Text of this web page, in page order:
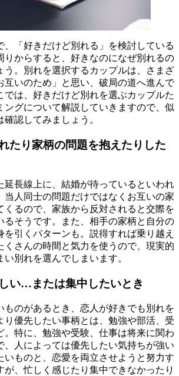
、「好きだけど別れる」を検討している
りからすると、好きなのになぜ別れるの
う。別れを選択するカップルは、さまざ
互いのため」と思い、破局の道へ進んで
では、好きだけど別れを選ぶカップルた
ングについて解説していきますので、似
認してみましょう。
たり家柄の問題を抱えたりした
延長線上に、結婚が待っているといわれ
当人同士の問題だけではなくお互いの家
くるので、家族から反対されると交際を
るそうです。また、相手の家柄と自分の
を引くパターンも。説得すれば乗り越え
くさんの時間と気力を使うので、現実的
別れを選んでしまいます。
い…または集中したいとき
ものがあるとき、恋人が好きでも別れを
り優先したい事柄とは、勉強や部活、受
。特に、勉強や受験、仕事は将来に関わ
、人によっては優先したい気持ちが強い
いものと、恋愛を両立させようと努力す
が、忙しく感じたり集中できなかったり